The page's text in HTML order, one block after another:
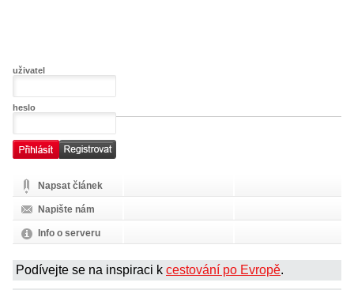
uživatel
heslo
Napsat článek
Napište nám
Info o serveru
Podívejte se na inspiraci k cestování po Evropě.